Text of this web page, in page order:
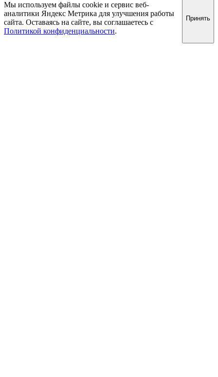
Мы используем файлы cookie и сервис веб-
аналитики Яндекс Метрика для улучшения работы
сайта. Оставаясь на сайте, вы соглашаетесь с
Политикой конфиденциальности.
Принять